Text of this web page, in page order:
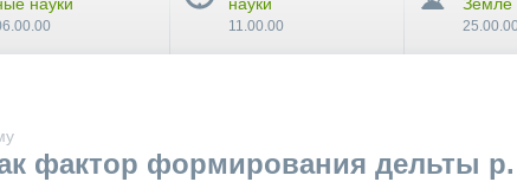
фактор формирования дельты
11.00.00